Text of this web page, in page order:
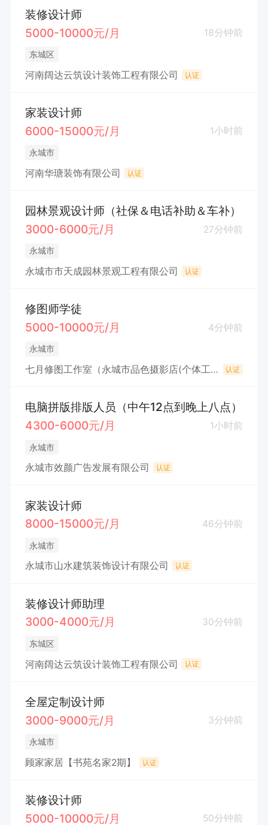
装修设计师
5000-10000元/月
18分钟前
东城区
河南阔达云筑设计装饰工程有限公司 认证
家装设计师
6000-15000元/月
1小时前
永城市
河南华瑭装饰有限公司 认证
园林景观设计师（社保＆电话补助＆车补）
3000-6000元/月
27分钟前
永城市
永城市市天成园林景观工程有限公司 认证
修图师学徒
5000-10000元/月
4分钟前
永城市
七月修图工作室（永城市品色摄影店(个体工商户) 认证
电脑拼版排版人员（中午12点到晚上八点）
4300-6000元/月
1小时前
永城市
永城市效颜广告发展有限公司 认证
家装设计师
8000-15000元/月
46分钟前
永城市
永城市山水建筑装饰设计有限公司 认证
装修设计师助理
3000-4000元/月
30分钟前
东城区
河南阔达云筑设计装饰工程有限公司 认证
全屋定制设计师
3000-9000元/月
3分钟前
永城市
顾家家居【书苑名家2期】 认证
装修设计师
5000-10000元/月
50分钟前